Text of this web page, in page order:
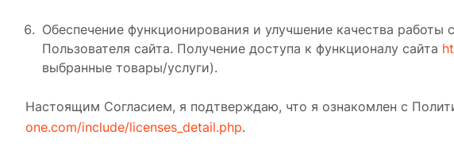
Обеспечение функционирования и улучшение качества работы
Пользователя сайта. Получение доступа к функционалу сайта
выбранные товары/услуги).
Настоящим Согласием, я подтверждаю, что я ознакомлен с
one.com/include/licenses_detail.php.